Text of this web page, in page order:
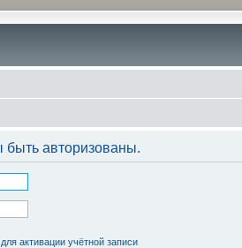
авторизованы.
активации учётной записи